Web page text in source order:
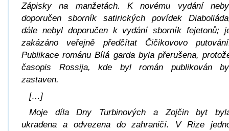
Zápisky na manžetách. K novému vydání
doporučen sborník satirických povídek
dále nebyl doporučen k vydání sborník fejetonů;
zakázáno veřejně předčítat Čičikovovo
Publikace románu Bílá garda byla přerušena,
časopis Rossija, kde byl román publikován
zastaven.
[…]
Moje díla Dny Turbinových a Zojčin byt
ukradena a odvezena do zahraničí. V Rize